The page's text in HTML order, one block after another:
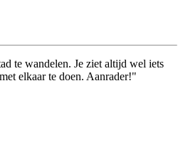
te wandelen. Je ziet altijd wel iets
elkaar te doen. Aanrader!"